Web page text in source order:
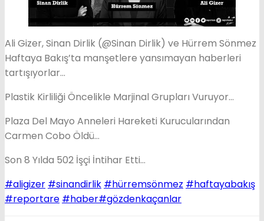
Ali Gizer, Sinan Dirlik (@Sinan Dirlik​) ve Hürrem Sönmez
Haftaya Bakış’ta manşetlere yansımayan haberleri
tartışıyorlar…
Plastik Kirliliği Öncelikle Marjinal Grupları Vuruyor…
Plaza Del Mayo Anneleri Hareketi Kurucularından
Carmen Cobo Öldü…
Son 8 Yılda 502 İşçi İntihar Etti…
#aligizer​​ #sinandirlik​​ #hürremsönmez #haftayabakış
#reportare​ #haber​​#gözdenkaçanlar​